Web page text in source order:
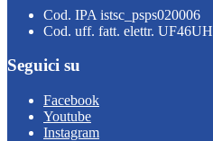
Cod. IPA istsc_psps020006
Cod. uff. fatt. elettr. UF46UH
Seguici su
Facebook
Youtube
Instagram